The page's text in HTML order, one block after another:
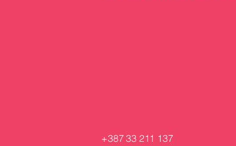
+387 33 211 137